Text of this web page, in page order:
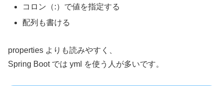
コロン（:）で値を指定する
配列も書ける
properties よりも読みやすく、
Spring Boot では yml を使う人が多いです。